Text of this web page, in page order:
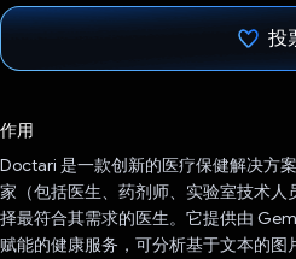
投
作用
Doctari 是一款创新的医疗保健解决方
家（包括医生、药剂师、实验室技术
择最符合其需求的医生。它提供由
赋能的健康服务，可分析基于文本的